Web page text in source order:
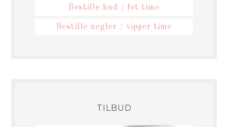
Bestille hud / fot time
Bestille negler / vipper time
TILBUD